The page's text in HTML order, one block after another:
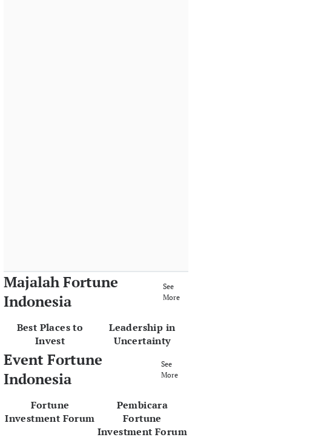
Majalah Fortune
Indonesia
See
More
Best Places to
Invest
Leadership in
Uncertainty
Event Fortune
Indonesia
See
More
Fortune
Investment Forum
Pembicara
Fortune
Investment Forum